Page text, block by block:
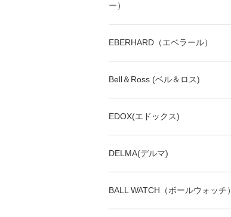
ー）
EBERHARD（エベラール）
Bell＆Ross (ベル＆ロス)
EDOX(エドックス)
DELMA(デルマ)
BALL WATCH（ボールウォッチ）